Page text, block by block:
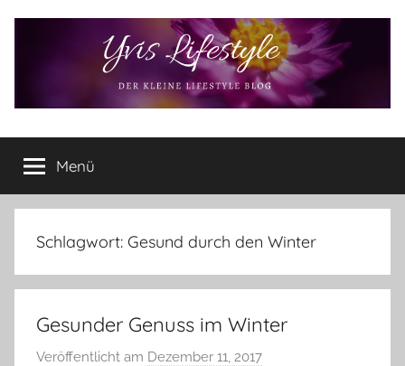
Yvis
Lifestyle
Lifestyle
Blog
–
Lifestyle,
Produkttests
vieles
Menü
Schlagwort: Gesund durch den Winter
Gesunder Genuss im Winter
Veröffentlicht am Dezember 11, 2017